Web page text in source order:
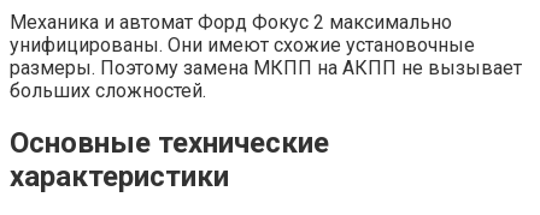
Механика и автомат Форд Фокус 2 максимально
унифицированы. Они имеют схожие установочные
размеры. Поэтому замена МКПП на АКПП не вызывает
больших сложностей.
Основные технические
характеристики